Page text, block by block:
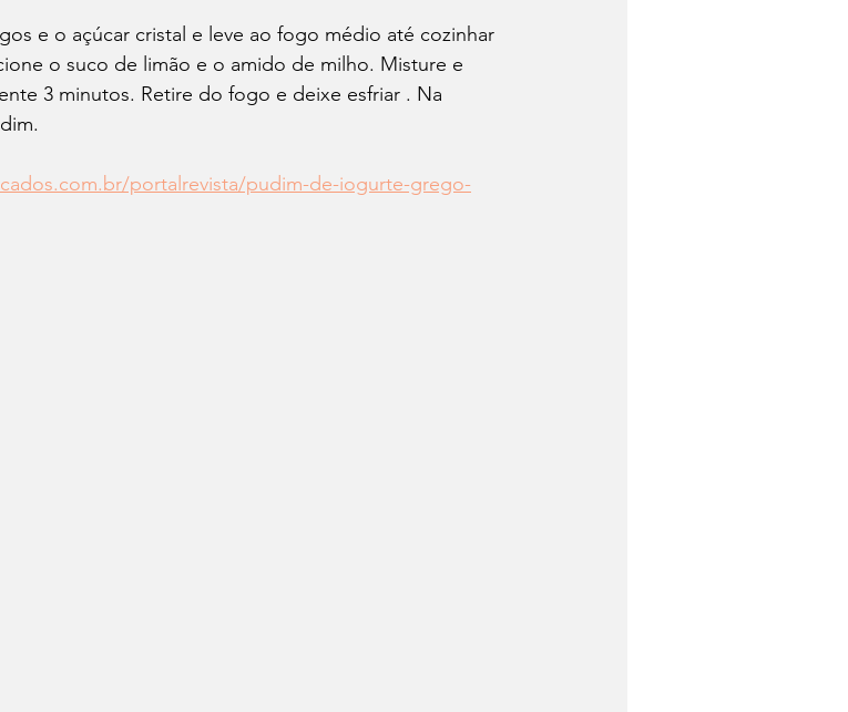
e o açúcar cristal e leve ao fogo médio até cozinhar
o suco de limão e o amido de milho. Misture e
3 minutos. Retire do fogo e deixe esfriar . Na
portalrevista/pudim-de-iogurte-grego-